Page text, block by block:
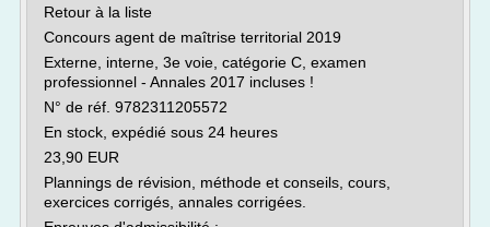
Retour à la liste
Concours agent de maîtrise territorial 2019
Externe, interne, 3e voie, catégorie C, examen
professionnel - Annales 2017 incluses !
N° de réf. 9782311205572
En stock, expédié sous 24 heures
23,90 EUR
Plannings de révision, méthode et conseils, cours,
exercices corrigés, annales corrigées.